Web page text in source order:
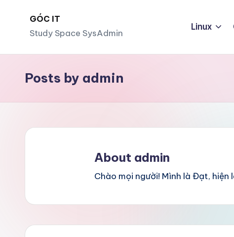
content
GÓC IT
Study Space SysAdmin
Linux
Posts by admin
About admin
Chào mọi người! Mình là Đạt, hiện